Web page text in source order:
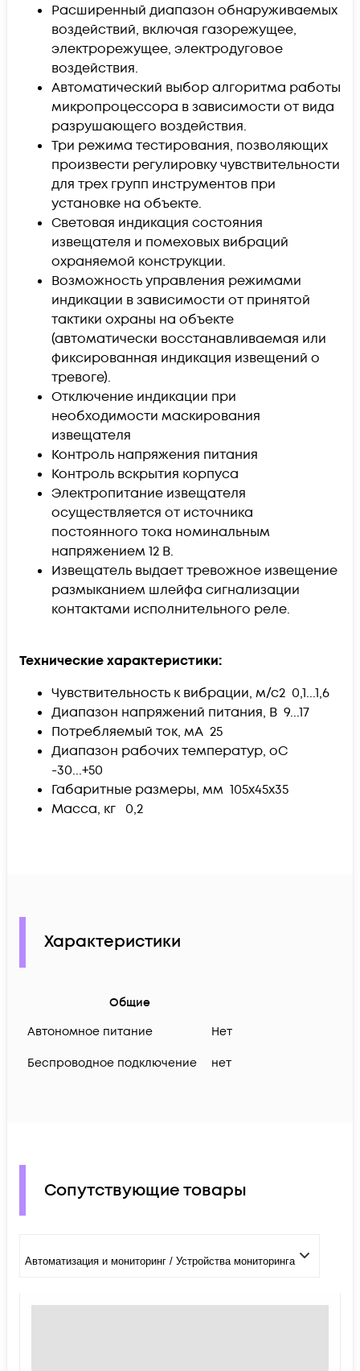
Расширенный диапазон обнаруживаемых
воздействий, включая газорежущее,
электрорежущее, электродуговое
воздействия.
Автоматический выбор алгоритма работы
микропроцессора в зависимости от вида
разрушающего воздействия.
Три режима тестирования, позволяющих
произвести регулировку чувствительности
для трех групп инструментов при
установке на объекте.
Световая индикация состояния
извещателя и помеховых вибраций
охраняемой конструкции.
Возможность управления режимами
индикации в зависимости от принятой
тактики охраны на объекте
(автоматически восстанавливаемая или
фиксированная индикация извещений о
тревоге).
Отключение индикации при
необходимости маскирования
извещателя
Контроль напряжения питания
Контроль вскрытия корпуса
Электропитание извещателя
осуществляется от источника
постоянного тока номинальным
напряжением 12 В.
Извещатель выдает тревожное извещение
размыканием шлейфа сигнализации
контактами исполнительного реле.
Технические характеристики:
Чувствительность к вибрации, м/с2 0,1...1,6
Диапазон напряжений питания, В 9...17
Потребляемый ток, мА 25
Диапазон рабочих температур, оС
-30...+50
Габаритные размеры, мм 105х45х35
Масса, кг 0,2
Характеристики
Общие
Автономное питание
Нет
Беспроводное подключение нет
Сопутствующие товары
Автоматизация и мониторинг / Устройства мониторинга